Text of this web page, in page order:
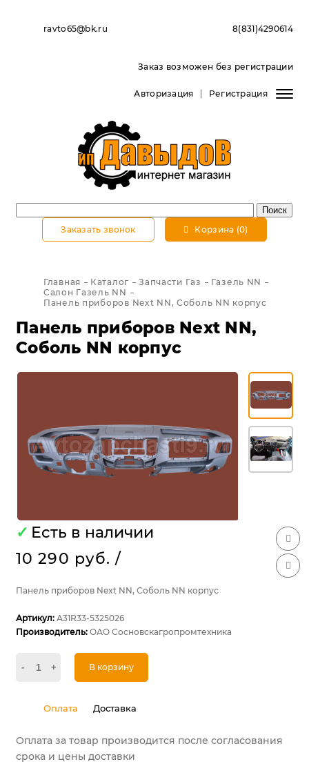
ravto65@bk.ru 8(831)4290614
Заказ возможен без регистрации
Авторизация Регистрация
Заказать звонок Корзина (0)
Главная Каталог Запчасти Газ
Газель NN
Салон Газель NN
Панель приборов Next NN, Соболь NN корпус
Панель приборов Next NN,
Соболь NN корпус
✓ Есть в наличии
10 290 руб. /
Панель приборов Next NN, Соболь NN корпус
Артикул: А31R33-5325026
Производитель: ОАО Сосновскагропромтехника
- + В корзину
Оплата Доставка
Оплата за товар производится после согласования
срока и цены доставки